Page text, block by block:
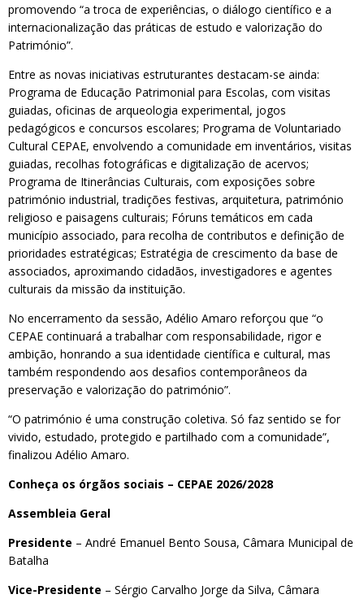
promovendo “a troca de experiências, o diálogo científico e a
internacionalização das práticas de estudo e valorização do
Património”.
Entre as novas iniciativas estruturantes destacam-se ainda:
Programa de Educação Patrimonial para Escolas, com visitas
guiadas, oficinas de arqueologia experimental, jogos
pedagógicos e concursos escolares; Programa de Voluntariado
Cultural CEPAE, envolvendo a comunidade em inventários, visitas
guiadas, recolhas fotográficas e digitalização de acervos;
Programa de Itinerâncias Culturais, com exposições sobre
património industrial, tradições festivas, arquitetura, património
religioso e paisagens culturais; Fóruns temáticos em cada
município associado, para recolha de contributos e definição de
prioridades estratégicas; Estratégia de crescimento da base de
associados, aproximando cidadãos, investigadores e agentes
culturais da missão da instituição.
No encerramento da sessão, Adélio Amaro reforçou que “o
CEPAE continuará a trabalhar com responsabilidade, rigor e
ambição, honrando a sua identidade científica e cultural, mas
também respondendo aos desafios contemporâneos da
preservação e valorização do património”.
“O património é uma construção coletiva. Só faz sentido se for
vivido, estudado, protegido e partilhado com a comunidade”,
finalizou Adélio Amaro.
Conheça os órgãos sociais – CEPAE 2026/2028
Assembleia Geral
Presidente – André Emanuel Bento Sousa, Câmara Municipal de
Batalha
Vice-Presidente – Sérgio Carvalho Jorge da Silva, Câmara